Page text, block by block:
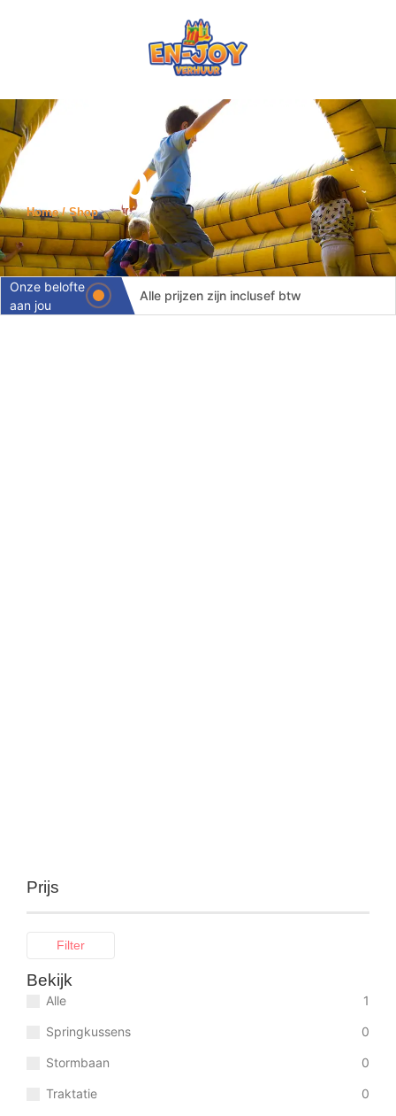
Shop
Home / Shop
Onze belofte
aan jou
Alle prijzen zijn inclusef btw
Bekijk
Alle 1
Springkussens 0
Stormbaan 0
Traktatie 0
Prijs
Filter